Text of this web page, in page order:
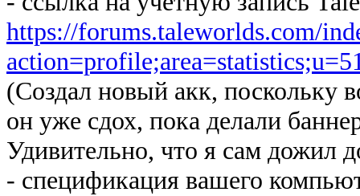
https://forums.taleworlds.com/
(Создал новый акк, поскольку
он уже сдох, пока делали
Удивительно, что я сам дожил
- спецификация вашего